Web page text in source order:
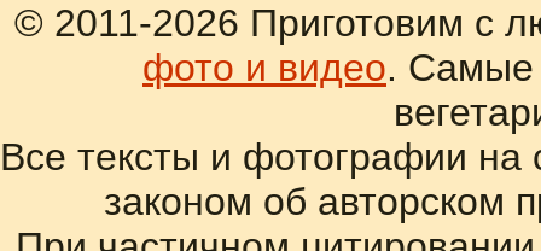
© 2011-2026 Приготовим с
фото и видео. Самые
Все тексты и фотографии
законом об авторском